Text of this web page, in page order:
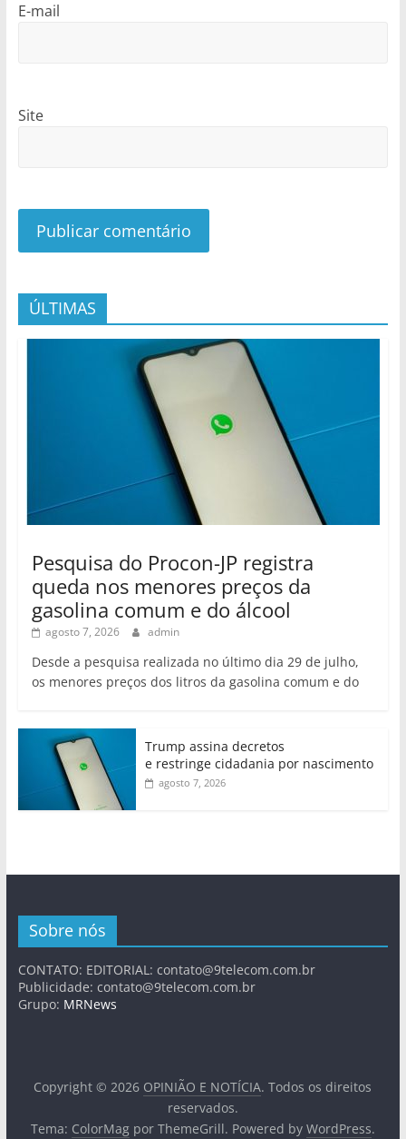
E-mail
Site
ÚLTIMAS
Pesquisa do Procon-JP registra
queda nos menores preços da
gasolina comum e do álcool
agosto 7, 2026 admin
Desde a pesquisa realizada no último dia 29 de julho,
os menores preços dos litros da gasolina comum e do
Trump assina decretos
e restringe cidadania por nascimento
agosto 7, 2026
Sobre nós
CONTATO: EDITORIAL: contato@9telecom.com.br
Publicidade: contato@9telecom.com.br
Grupo: MRNews
Copyright © 2026 OPINIÃO E NOTÍCIA. Todos os direitos
reservados.
Tema: ColorMagpor ThemeGrill. Powered by WordPress.